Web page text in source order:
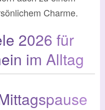
Charme.
2026 für
im Alltag